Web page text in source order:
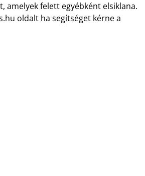
amelyek felett egyébként elsiklana.
oldalt ha segítséget kérne a